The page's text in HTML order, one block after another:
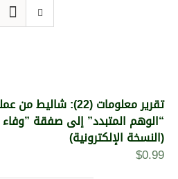
تقرير معلومات (22): شاليط من
“الوهم المتبدد” إلى صفقة ”وفاء
(النسخة الإلكترونية)
$0.99